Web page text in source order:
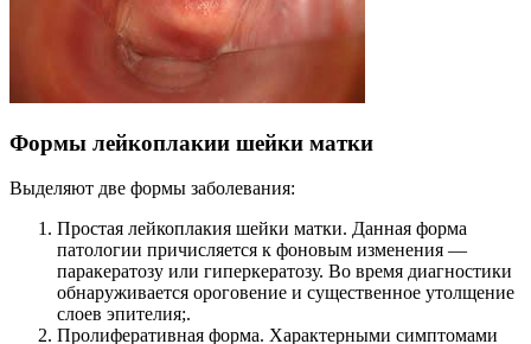
Формы лейкоплакии шейки матки
Выделяют две формы заболевания:
Простая лейкоплакия шейки матки. Данная форма
патологии причисляется к фоновым изменения —
паракератозу или гиперкератозу. Во время диагностики
обнаруживается ороговение и существенное утолщение
слоев эпителия;.
Пролиферативная форма. Характерными симптомами